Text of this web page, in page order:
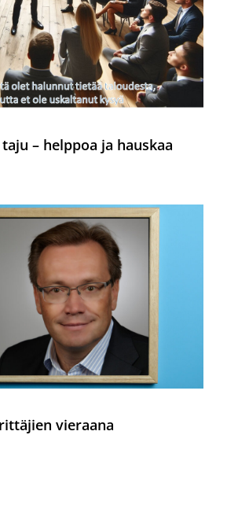
– helppoa ja hauskaa
vieraana